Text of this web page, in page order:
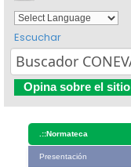
Powered by
Escuchar
Opina sobre el sitio
.::Normateca
Presentación